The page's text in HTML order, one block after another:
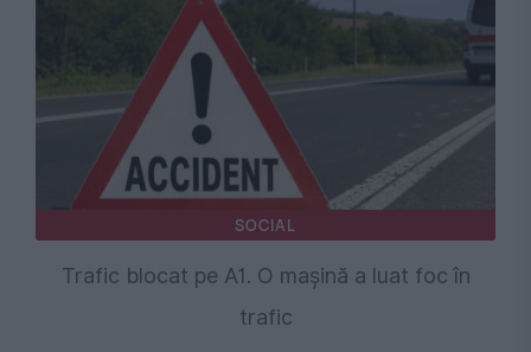
SOCIAL
Trafic blocat pe A1. O mașină a luat foc în
trafic